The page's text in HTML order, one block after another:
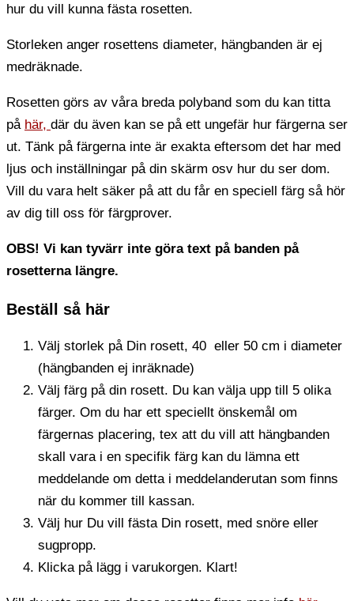
hur du vill kunna fästa rosetten.
Storleken anger rosettens diameter, hängbanden är ej
medräknade.
Rosetten görs av våra breda polyband som du kan titta
på här, där du även kan se på ett ungefär hur färgerna ser
ut. Tänk på färgerna inte är exakta eftersom det har med
ljus och inställningar på din skärm osv hur du ser dom.
Vill du vara helt säker på att du får en speciell färg så hör
av dig till oss för färgprover.
OBS! Vi kan tyvärr inte göra text på banden på
rosetterna längre.
Beställ så här
Välj storlek på Din rosett, 40 eller 50 cm i diameter
(hängbanden ej inräknade)
Välj färg på din rosett. Du kan välja upp till 5 olika
färger. Om du har ett speciellt önskemål om
färgernas placering, tex att du vill att hängbanden
skall vara i en specifik färg kan du lämna ett
meddelande om detta i meddelanderutan som finns
när du kommer till kassan.
Välj hur Du vill fästa Din rosett, med snöre eller
sugpropp.
Klicka på lägg i varukorgen. Klart!